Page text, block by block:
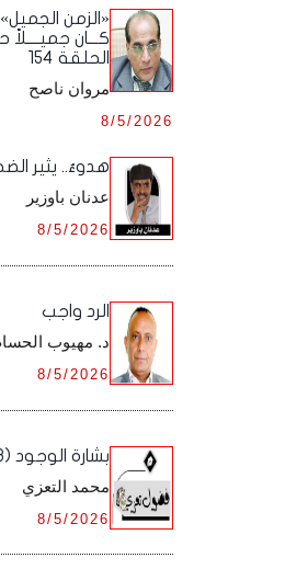
أرشيف شهر نـوفـمـبـر ,
أرشيف شهر ديـسـمـبـر
أرشيف شهر أكـتـوبـر ,
أرشيف شهر نـوفـمـبـر ,
أرشيف شهر ديـسـمـبـر
أرشيف شهر
أرشيف شهر أكـتـوبـر ,
أرشيف شهر نـوفـمـبـر ,
أرشيف شهر
«الزمن
كـــان جميــــلاً
الحلقة 154
مروان ناصح
8/5/2026
هدوءٌ.. يثير
عدنان باوزير
8/5/2026
الرد واجب
د. مهيوب
8/5/2026
بشارة الوجود (3)
محمد التعزي
8/5/2026